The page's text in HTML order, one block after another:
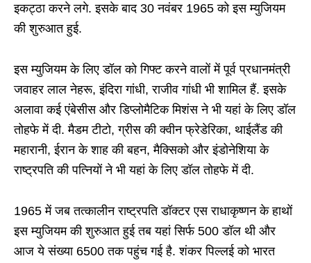
इकट्ठा करने लगे. इसके बाद 30 नवंबर 1965 को इस म्युजियम
की शुरुआत हुई.
इस म्युजियम के लिए डॉल को गिफ्ट करने वालों में पूर्व प्रधानमंत्री
जवाहर लाल नेहरू, इंदिरा गांधी, राजीव गांधी भी शामिल हैं. इसके
अलावा कई एंबेसीस और डिप्लोमैटिक मिशंस ने भी यहां के लिए डॉल
तोहफे में दी. मैडम टीटो, ग्रीस की क्वीन फ्रेडेरिका, थाईलैंड की
महारानी, ईरान के शाह की बहन, मैक्सिको और इंडोनेशिया के
राष्ट्रपति की पत्नियों ने भी यहां के लिए डॉल तोहफे में दी.
1965 में जब तत्कालीन राष्ट्रपति डॉक्टर एस राधाकृष्णन के हाथों
इस म्युजियम की शुरुआत हुई तब यहां सिर्फ 500 डॉल थी और
आज ये संख्या 6500 तक पहुंच गई है. शंकर पिल्लई को भारत